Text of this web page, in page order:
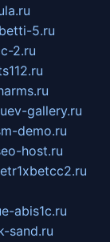
5.ru
2.ru
ev-gallery.ru
demo.ru
host.ru
e-abis1c.ru
sand.ru